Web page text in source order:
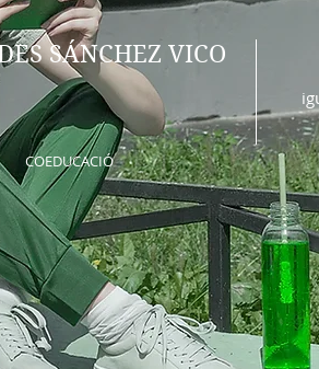
SÁNCHEZ VICO
COEDUCACIÓ